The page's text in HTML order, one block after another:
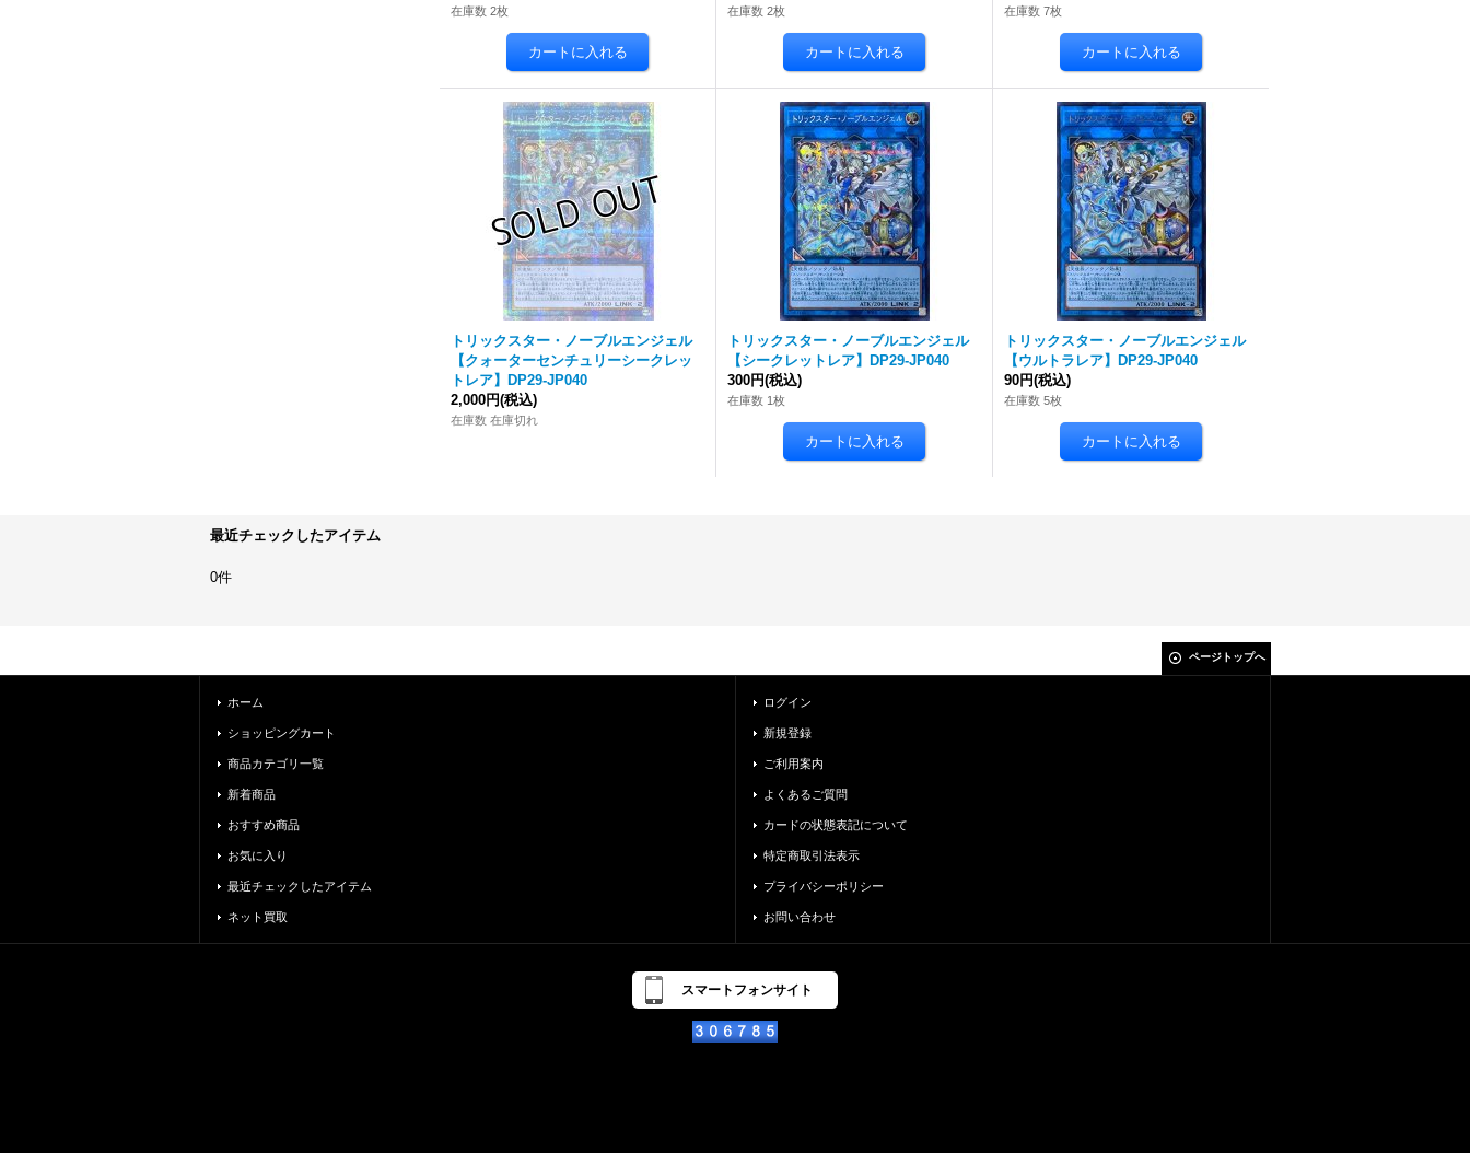
在庫数 2枚 在庫数 2枚 在庫数 7枚
トリックスター・ノーブルエンジェル
【クォーターセンチュリーシークレッ
トレア】DP29-JP040
2,000円(税込)
在庫数 在庫切れ
トリックスター・ノーブルエンジェル
【シークレットレア】DP29-JP040
300円(税込)
在庫数 1枚
トリックスター・ノーブルエンジェル
【ウルトラレア】DP29-JP040
90円(税込)
在庫数 5枚
最近チェックしたアイテム
0件
ページトップへ
ホーム
ショッピングカート
商品カテゴリ一覧
新着商品
おすすめ商品
お気に入り
最近チェックしたアイテム
ネット買取
ログイン
新規登録
ご利用案内
よくあるご質問
カードの状態表記について
特定商取引法表示
プライバシーポリシー
お問い合わせ
スマートフォンサイト